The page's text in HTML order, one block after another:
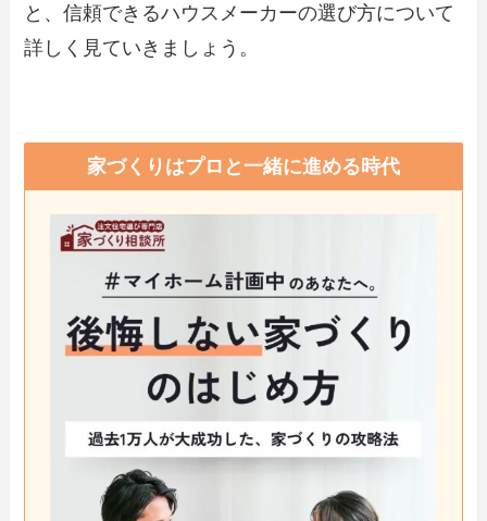
と、信頼できるハウスメーカーの選び方について
詳しく見ていきましょう。
家づくりはプロと一緒に進める時代